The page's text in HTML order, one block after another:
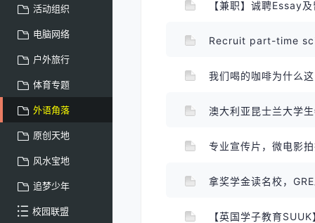
活动组织
电脑网络
户外旅行
体育专题
外语角落
原创天地
风水宝地
追梦少年
校园联盟
【兼职】诚聘Essay
Recruit part-time
我们喝的咖啡为什么
澳大利亚昆士兰大学
专业宣传片，微电影
拿奖学金读名校，
【英国学子教育